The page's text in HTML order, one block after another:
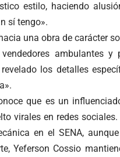
estilo, haciendo
sí tengo».
una obra de carácter
ambulantes y
los detalles
que es un
virales en redes
en el SENA,
Yeferson Cossio